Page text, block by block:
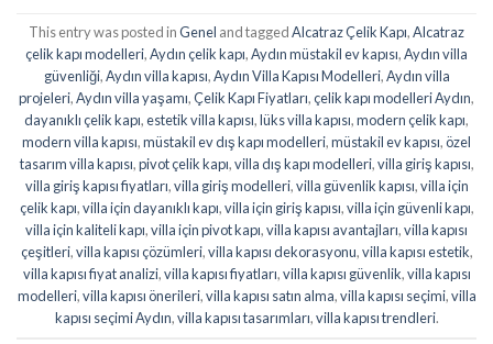
This entry was posted inGenel and taggedAlcatraz Çelik Kapı,Alcatraz
çelik kapı modelleri,Aydın çelik kapı,Aydın müstakil ev kapısı,Aydın villa
güvenliği,Aydın villa kapısı,Aydın Villa Kapısı Modelleri,Aydın villa
projeleri,Aydın villa yaşamı,Çelik Kapı Fiyatları,çelik kapı modelleri Aydın,
dayanıklı çelik kapı,estetik villa kapısı,lüks villa kapısı,modern çelik kapı,
modern villa kapısı,müstakil ev dış kapı modelleri,müstakil ev kapısı,özel
tasarım villa kapısı,pivot çelik kapı,villa dış kapı modelleri,villa giriş kapısı,
villa giriş kapısı fiyatları,villa giriş modelleri,villa güvenlik kapısı,villa için
çelik kapı,villa için dayanıklı kapı,villa için giriş kapısı,villa için güvenli kapı,
villa için kaliteli kapı,villa için pivot kapı,villa kapısı avantajları,villa kapısı
çeşitleri,villa kapısı çözümleri,villa kapısı dekorasyonu,villa kapısı estetik,
villa kapısı fiyat analizi,villa kapısı fiyatları,villa kapısı güvenlik,villa kapısı
modelleri,villa kapısı önerileri,villa kapısı satın alma,villa kapısı seçimi,villa
kapısı seçimi Aydın,villa kapısı tasarımları,villa kapısı trendleri.